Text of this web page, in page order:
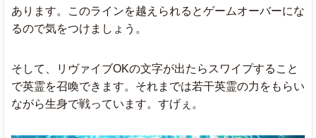
あります。このラインを越えられるとゲームオーバーにな
るので気をつけましょう。
そして、リヴァイブOKの文字が出たらスワイプすること
で英霊を召喚できます。それまでは若干英霊の力をもらい
ながら生身で戦っています。すげぇ。